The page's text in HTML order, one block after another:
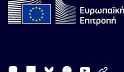
MastodonLinkedIn Facebook
Youtube